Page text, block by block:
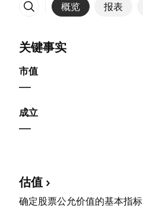
概览 报表
更多
关键事实
市值
—
成立
—
估值
确定股票公允价值的基本指标